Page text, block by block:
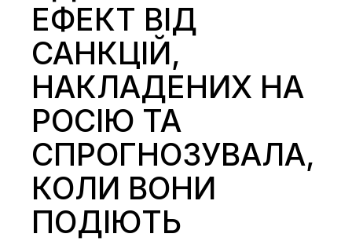
ЕФЕКТ ВІД
САНКЦІЙ,
НАКЛАДЕНИХ НА
РОСІЮ ТА
СПРОГНОЗУВАЛА,
КОЛИ ВОНИ
ПОДІЮТЬ